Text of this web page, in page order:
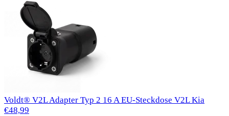
Voldt® V2L Adapter Typ 2 16 A EU-Steckdose V2L Kia
€48,99